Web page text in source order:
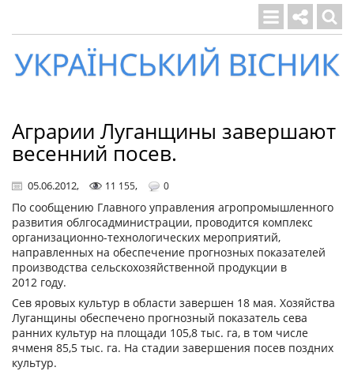
Український
вісник
Аграрии Луганщины завершают
весенний посев.
05.06.2012, 11 155, 0
По сообщению Главного управления агропромышленного
развития облгосадминистрации, проводится комплекс
организационно-технологических мероприятий,
направленных на обеспечение прогнозных показателей
производства сельскохозяйственной продукции в
2012 году.
Сев яровых культур в области завершен 18 мая. Хозяйства
Луганщины обеспечено прогнозный показатель сева
ранних культур на площади 105,8 тыс. га, в том числе
ячменя 85,5 тыс. га. На стадии завершения посев поздних
культур.